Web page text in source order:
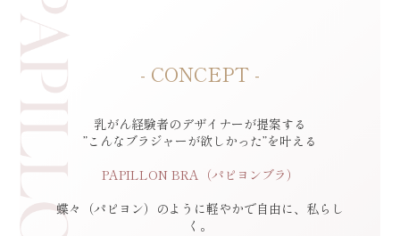
- CONCEPT -
乳がん経験者のデザイナーが提案する
”こんなブラジャーが欲しかった”を叶える
PAPILLON BRA（パピヨンブラ）
蝶々（パピヨン）のように軽やかで自由に、私らし
く。